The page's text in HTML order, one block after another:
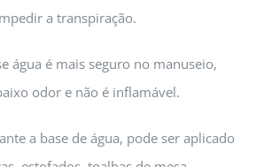
a transpiração.
água é mais seguro no manuseio,
odor e não é inflamável.
a base de água, pode ser aplicado